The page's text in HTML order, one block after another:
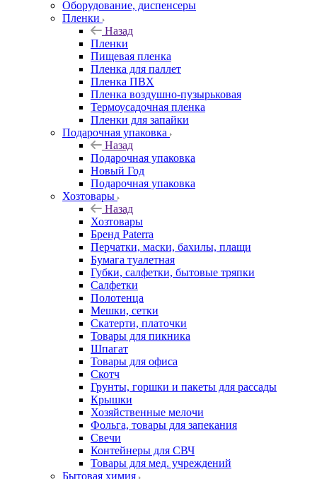
Оборудование, диспенсеры
Пленки
Назад
Пленки
Пищевая пленка
Пленка для паллет
Пленка ПВХ
Пленка воздушно-пузырьковая
Термоусадочная пленка
Пленки для запайки
Подарочная упаковка
Назад
Подарочная упаковка
Новый Год
Подарочная упаковка
Хозтовары
Назад
Хозтовары
Бренд Paterra
Перчатки, маски, бахилы, плащи
Бумага туалетная
Губки, салфетки, бытовые тряпки
Салфетки
Полотенца
Мешки, сетки
Скатерти, платочки
Товары для пикника
Шпагат
Товары для офиса
Скотч
Грунты, горшки и пакеты для рассады
Крышки
Хозяйственные мелочи
Фольга, товары для запекания
Свечи
Контейнеры для СВЧ
Товары для мед. учреждений
Бытовая химия